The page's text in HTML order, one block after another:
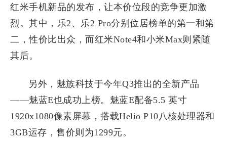
红米手机新品的发布，让本价位段的竞争更加激
烈。其中，乐2、乐2 Pro分别位居榜单的第一和第
二，性价比出众，而红米Note4和小米Max则紧随
其后。
另外，魅族科技于今年Q3推出的全新产品
——魅蓝E也成功上榜。魅蓝E配备5.5 英寸
1920x1080像素屏幕，搭载Helio P10八核处理器和
3GB运存，售价则为1299元。